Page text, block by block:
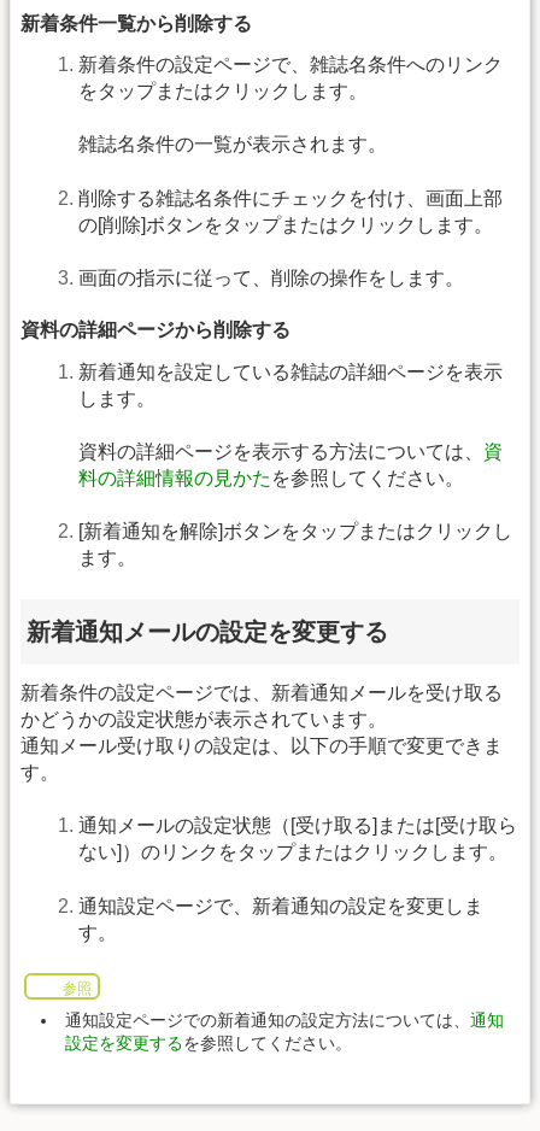
新着条件一覧から削除する
新着条件の設定ページで、雑誌名条件へのリンク
をタップまたはクリックします。
雑誌名条件の一覧が表示されます。
削除する雑誌名条件にチェックを付け、画面上部
の[削除]ボタンをタップまたはクリックします。
画面の指示に従って、削除の操作をします。
資料の詳細ページから削除する
新着通知を設定している雑誌の詳細ページを表示
します。
資料の詳細ページを表示する方法については、 資
料の詳細情報の見かた を参照してください。
[新着通知を解除]ボタンをタップまたはクリックし
ます。
新着通知メールの設定を変更する
新着条件の設定ページでは、新着通知メールを受け取る
かどうかの設定状態が表示されています。
通知メール受け取りの設定は、以下の手順で変更できま
す。
通知メールの設定状態（[受け取る]または[受け取ら
ない]）のリンクをタップまたはクリックします。
通知設定ページで、新着通知の設定を変更しま
す。
参照
通知設定ページでの新着通知の設定方法については、 通知
設定を変更するを参照してください。